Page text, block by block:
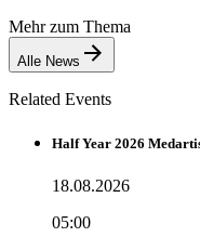
Mehr zum Thema
Alle News
Related Events
Half Year 2026
18.08.2026
05:00